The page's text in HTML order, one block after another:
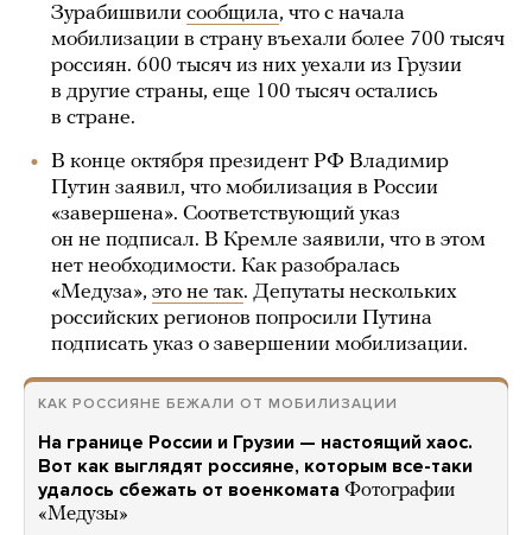
Зурабишвили сообщила, что с начала
мобилизации в страну въехали более 700 тысяч
россиян. 600 тысяч из них уехали из Грузии
в другие страны, еще 100 тысяч остались
в стране.
В конце октября президент РФ Владимир
Путин заявил, что мобилизация в России
«завершена». Соответствующий указ
он не подписал. В Кремле заявили, что в этом
нет необходимости. Как разобралась
«Медуза», это не так. Депутаты нескольких
российских регионов попросили Путина
подписать указ о завершении мобилизации.
КАК РОССИЯНЕ БЕЖАЛИ ОТ МОБИЛИЗАЦИИ
На границе России и Грузии — настоящий хаос.
Вот как выглядят россияне, которым все-таки
удалось сбежать от военкомата Фотографии
«Медузы»